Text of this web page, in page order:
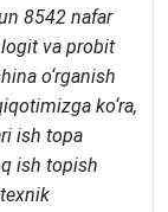
8542 nafar
va probit
o‘rganish
ko‘ra,
ish topa
ish topish